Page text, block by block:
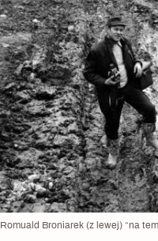
Romuald Broniarek (z lewej) “na